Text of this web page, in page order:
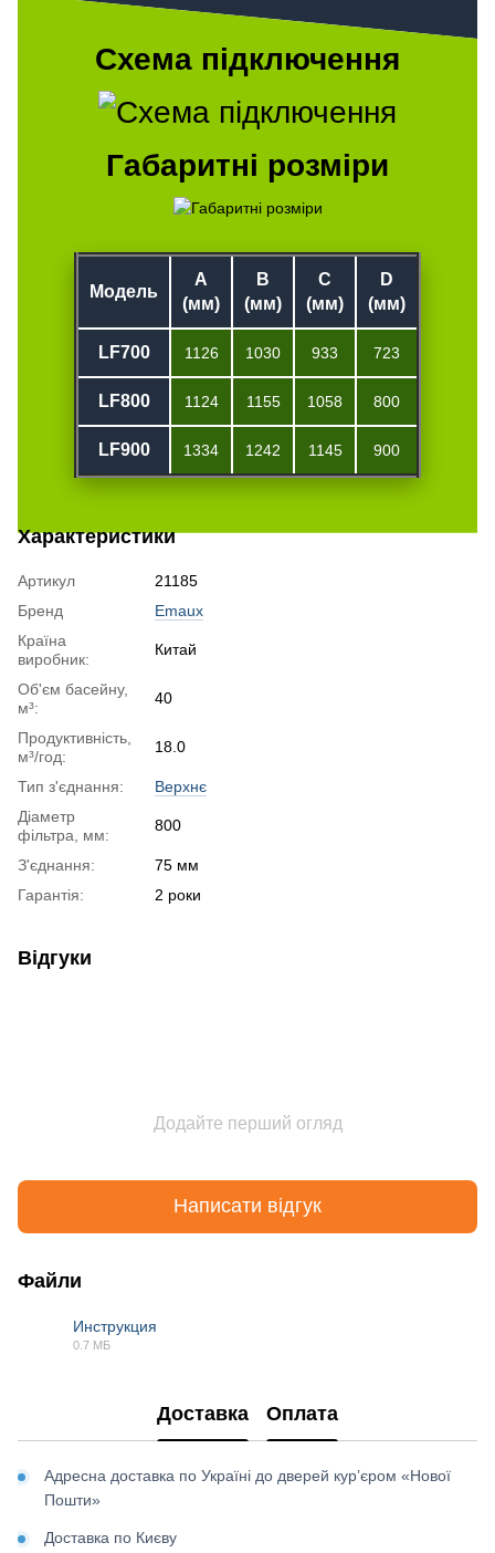
Схема підключення
Габаритні розміри
Модель
A
(мм)
B
(мм)
C
(мм)
D
(мм)
LF700 1126 1030 933 723
LF800 1124 1155 1058 800
LF900 1334 1242 1145 900
Характеристики
Артикул
21185
Бренд
Emaux
Країна
виробник:
Китай
Об'єм басейну,
м³:
40
Продуктивність,
м³/год:
18.0
Тип з'єднання:
Верхнє
Діаметр
фільтра, мм:
800
З'єднання:
75 мм
Гарантія:
2 роки
Відгуки
Додайте перший огляд
Написати відгук
Файли
Инструкция
0.7 МБ
Доставка Оплата
Адресна доставка по Україні до дверей кур’єром «Нової
Пошти»
Доставка по Києву